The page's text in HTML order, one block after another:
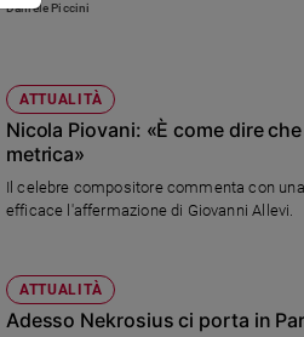
Daniele Piccini
ATTUALITÀ
Nicola Piovani: «È come dire
metrica»
Il celebre compositore commenta con
efficace l'affermazione di Giovanni Allevi.
ATTUALITÀ
Adesso Nekrosius ci porta in